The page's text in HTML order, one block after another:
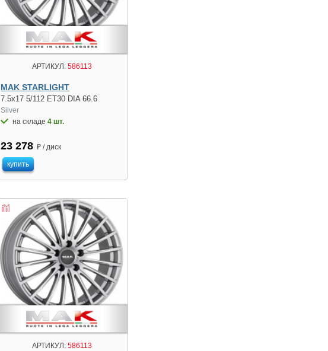
АРТИКУЛ:586113
MAK STARLIGHT
7.5x17 5/112 ET30 DIA 66.6
Silver
на складе4 шт.
23 278 ₽ / диск
купить
АРТИКУЛ:586113